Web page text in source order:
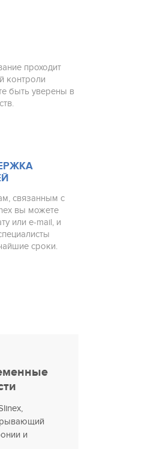
проходит
контроли
быть уверены в
связанным с
вы можете
или e-mail, и
сроки.
и